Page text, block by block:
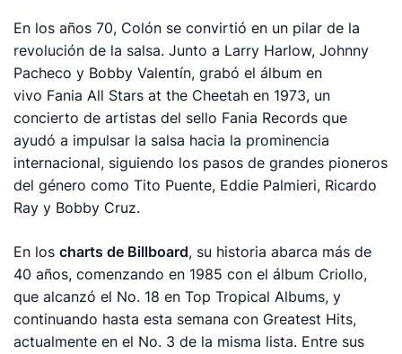
En los años 70, Colón se convirtió en un pilar de la
revolución de la salsa. Junto a Larry Harlow, Johnny
Pacheco y Bobby Valentín, grabó el álbum en
vivo Fania All Stars at the Cheetah en 1973, un
concierto de artistas del sello Fania Records que
ayudó a impulsar la salsa hacia la prominencia
internacional, siguiendo los pasos de grandes pioneros
del género como Tito Puente, Eddie Palmieri, Ricardo
Ray y Bobby Cruz.
En loscharts de Billboard, su historia abarca más de
40 años, comenzando en 1985 con el álbum Criollo,
que alcanzó el No. 18 en Top Tropical Albums, y
continuando hasta esta semana con Greatest Hits,
actualmente en el No. 3 de la misma lista. Entre sus